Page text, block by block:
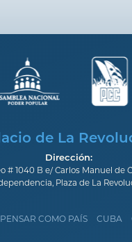
de La
Dirección:
# 1040 B e/ Carlos Manuel de
Plaza de La
PENSAR COMO PAÍS CUBA